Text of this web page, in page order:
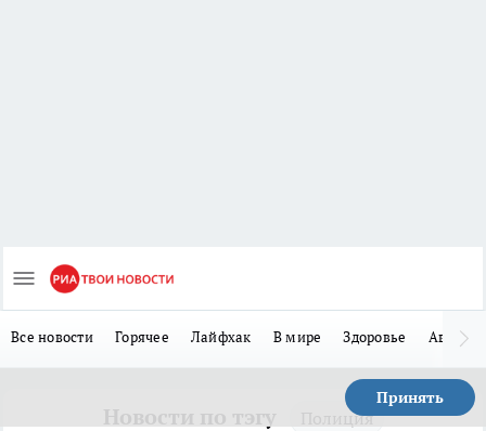
Все новости Горячее Лайфхак В мире Здоровье Авто
Принять
Полиция